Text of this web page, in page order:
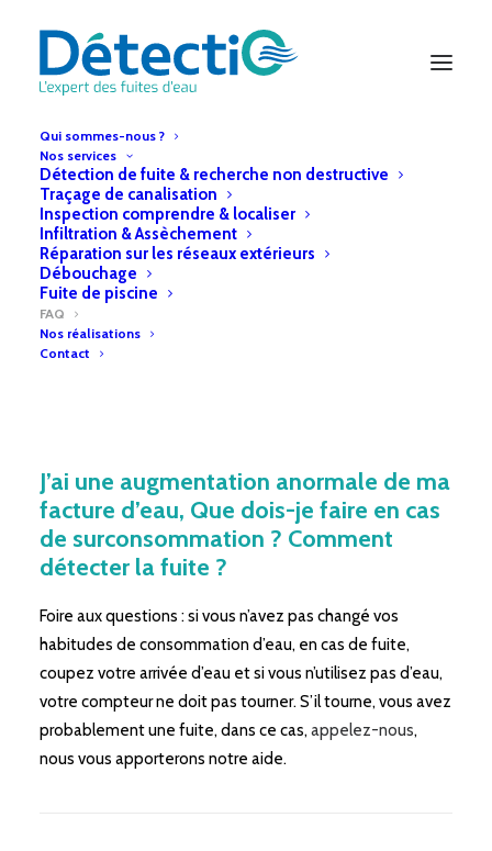
Qui sommes-nous ?
Nos services
Détection de fuite & recherche non destructive
Traçage de canalisation
Inspection comprendre & localiser
Infiltration & Assèchement
Réparation sur les réseaux extérieurs
Débouchage
Fuite de piscine
FAQ
Nos réalisations
Contact
Notre prestation
Foire aux questions
J’ai une augmentation anormale de ma
facture d’eau, Que dois-je faire en cas
de surconsommation ? Comment
détecter la fuite ?
Foire aux questions : si vous n’avez pas changé vos
habitudes de consommation d’eau, en cas de fuite,
coupez votre arrivée d’eau et si vous n’utilisez pas d’eau,
votre compteur ne doit pas tourner. S’il tourne, vous avez
probablement une fuite, dans ce cas, appelez-nous,
nous vous apporterons notre aide.